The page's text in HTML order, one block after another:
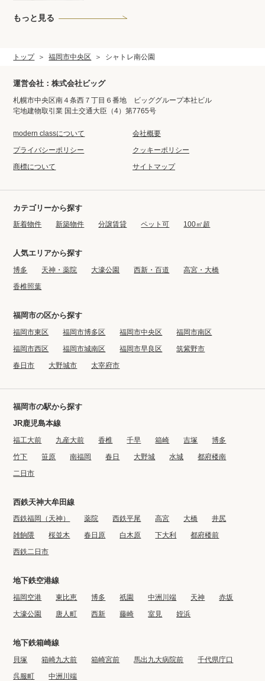
もっと見る
トップ 福岡市中央区 シャトレ南公園
運営会社：株式会社ビッグ
札幌市中央区南４条西７丁目６番地 ビッググループ本社ビル
宅地建物取引業 国土交通大臣（4）第7765号
modern classについて
会社概要
プライバシーポリシー
クッキーポリシー
商標について
サイトマップ
カテゴリーから探す
新着物件 新築物件 分譲賃貸 ペット可 100㎡超
人気エリアから探す
博多 天神・薬院 大濠公園 西新・百道
高宮・大橋
香椎照葉
福岡市の区から探す
福岡市東区 福岡市博多区 福岡市中央区
福岡市南区
福岡市西区
福岡市城南区 福岡市早良区
筑紫野市
春日市
大野城市 太宰府市
福岡市の駅から探す
JR鹿児島本線
福工大前 九産大前 香椎 千早 箱崎 吉塚
博多
竹下
笹原 南福岡 春日 大野城 水城
都府楼南
二日市
西鉄天神大牟田線
西鉄福岡（天神） 薬院 西鉄平尾 高宮 大橋
井尻
雑餉隈
桜並木 春日原 白木原 下大利
都府楼前
西鉄二日市
地下鉄空港線
福岡空港 東比恵 博多 祇園 中洲川端 天神
赤坂
大濠公園
唐人町 西新 藤崎 室見 姪浜
地下鉄箱崎線
貝塚 箱崎九大前 箱崎宮前 馬出九大病院前
千代県庁口
呉服町
中洲川端